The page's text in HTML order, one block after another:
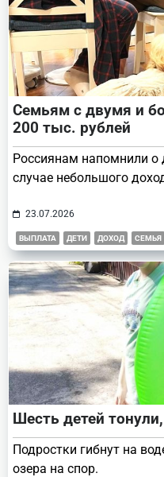
Семьям с двумя и
200 тыс. рублей
Россиянам напомнили о
случае небольшого
23.07.2026
ВЫПЛАТА ДЕТИ ДОХОД СЕМЬЯ
Шесть детей
Подростки гибнут на
озера на спор.